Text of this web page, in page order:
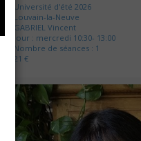
Université d'été 2026
Louvain-la-Neuve
GABRIEL Vincent
Jour : mercredi 10:30- 13:00
Nombre de séances : 1
21 €